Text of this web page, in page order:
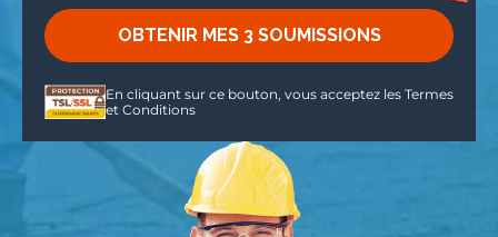
En cliquant sur ce bouton, vous acceptez les Termes
et Conditions